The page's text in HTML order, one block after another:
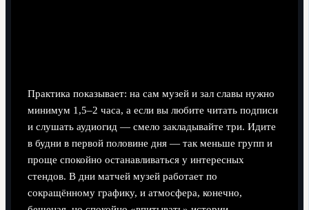
Практика показывает: на сам музей и зал славы нужно
минимум 1,5–2 часа, а если вы любите читать подписи
и слушать аудиогид — смело закладывайте три. Идите
в будни в первой половине дня — так меньше групп и
проще спокойно останавливаться у интересных
стендов. В дни матчей музей работает по
сокращённому графику, и атмосфера, конечно,